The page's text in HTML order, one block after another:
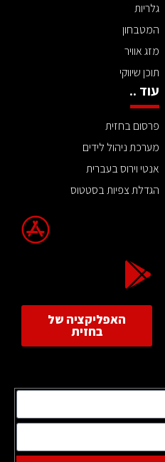
גלריות
המטבחון
מזג אוויר
תוכן שיווקי
עוד ..
פרסום בחזית
מערכת ניהול לידים
אנטי וירוס בעברית
הגדלת צפיות בסטטוס
האפליקציה של
בחזית